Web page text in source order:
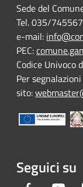
Sede del
Tel. 035/
e-mail:
PEC:
Codice Univoco
Per
sito:
Seguici su